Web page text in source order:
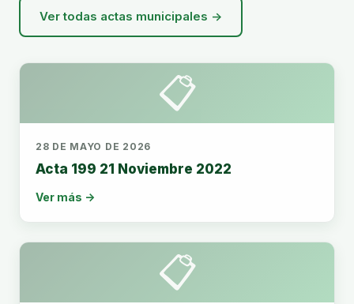
Ver todas actas municipales →
📋
28 DE MAYO DE 2026
Acta 199 21 Noviembre 2022
Ver más →
📋